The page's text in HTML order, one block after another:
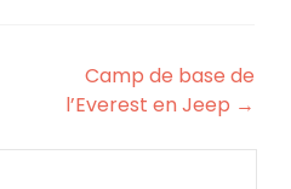
Camp de base de
l’Everest en Jeep →